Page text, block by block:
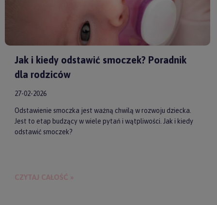
Jak i kiedy odstawić smoczek? Poradnik
dla rodziców
27-02-2026
Odstawienie smoczka jest ważną chwilą w rozwoju dziecka.
Jest to etap budzący w wiele pytań i wątpliwości. Jak i kiedy
odstawić smoczek?
CZYTAJ CAŁOŚĆ »